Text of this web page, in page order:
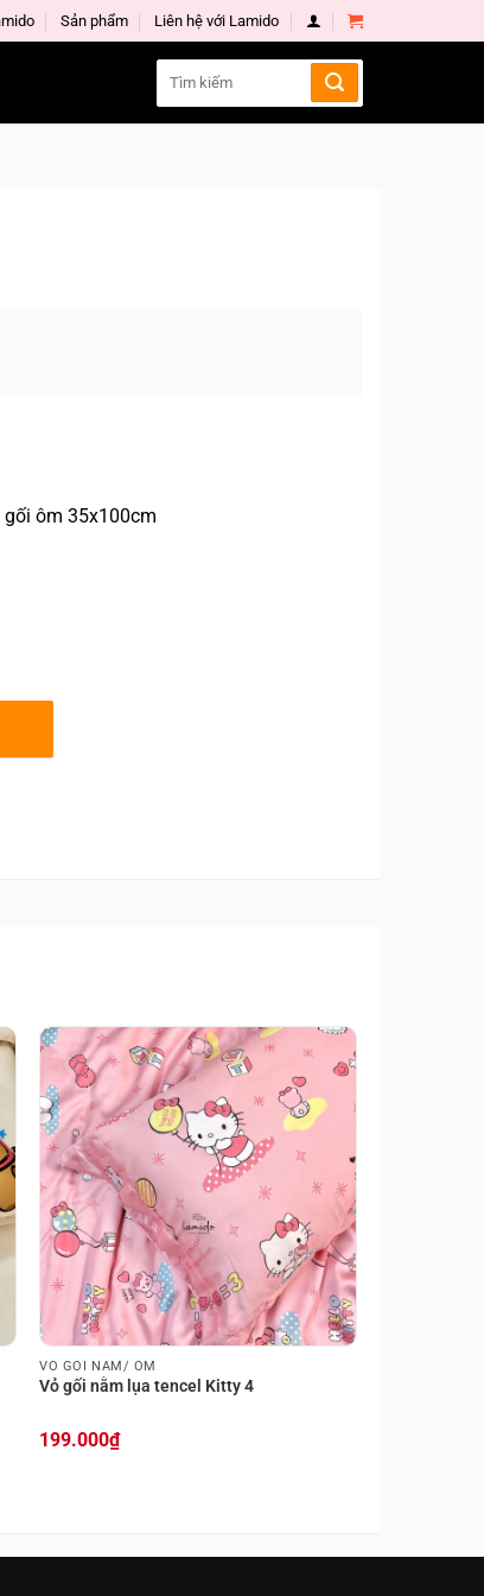
Sản phẩm Liên hệ với Lamido
for:
ôm 35x100cm
VỎ GỐI NẰM/ ÔM
Vỏ gối nằm lụa tencel Kitty 4
199.000₫